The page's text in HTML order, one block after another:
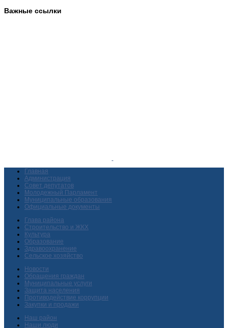
Важные ссылки
Главная
Администрация
Совет депутатов
Молодежный Парламент
Муниципальные образования
Официальные документы
Глава района
Строительство и ЖКХ
Культура
Образование
Здравоохранение
Сельское хозяйство
Новости
Обращения граждан
Муниципальные услуги
Защита населения
Противодействие коррупции
Закупки и продажи
Наш район
Наши люди